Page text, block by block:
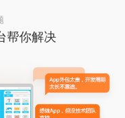
帮你解决